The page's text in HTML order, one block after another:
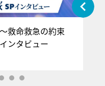
救命救急の約束
インタビュー